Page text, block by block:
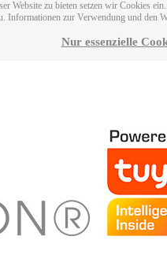
Website zu bieten setzen wir Cookies
Informationen zur Verwendung und den
Nur essenzielle